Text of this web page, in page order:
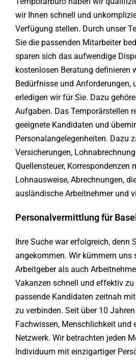
wir Ihnen schnell und
Verfügung stellen. Durch unser
Sie die passenden Mitarbeiter
sparen sich das aufwendige
kostenlosen Beratung definieren
Bedürfnisse und Anforderungen,
erledigen wir für Sie. Dazu
Aufgaben. Das Temporärstellen
geeignete Kandidaten und
Personalangelegenheiten. Dazu
Versicherungen,
Quellensteuer, Korrespondenzen
Lohnausweise, Abrechnungen,
ausländische Arbeitnehmer und
Personalvermittlung für Basel
Ihre Suche war erfolgreich, denn
angekommen. Wir kümmern uns
Arbeitgeber als auch
Vakanzen schnell und effektiv zu
passende Kandidaten zeitnah
zu verbinden. Seit über 10
Fachwissen, Menschlichkeit und
Netzwerk. Wir betrachten jeden
Individuum mit einzigartiger